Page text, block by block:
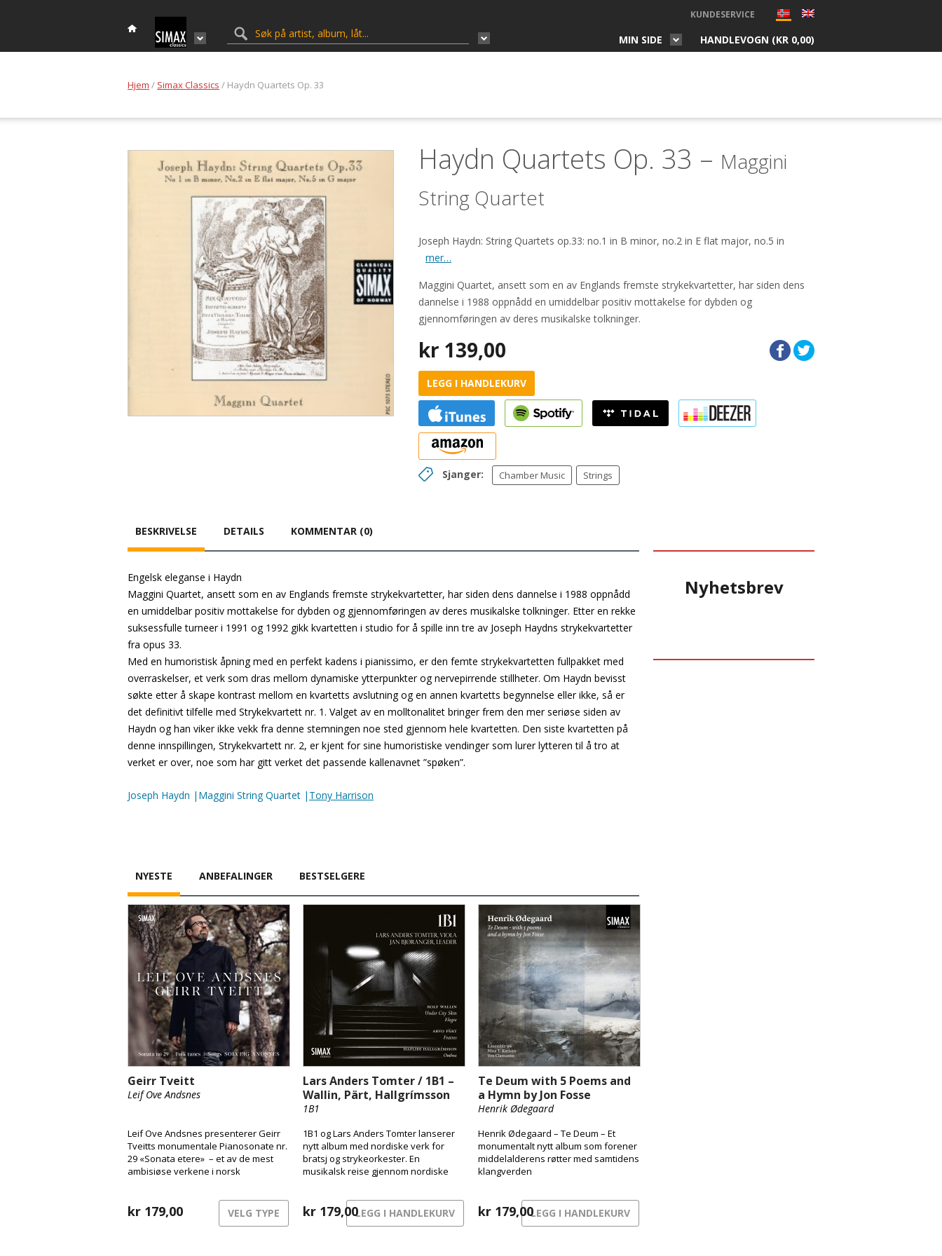
KUNDESERVICE
MIN SIDE HANDLEVOGN (KR 0,00)
Hjem / Simax Classics / Haydn Quartets Op. 33
Haydn Quartets Op. 33 – Maggini
String Quartet
Joseph Haydn: String Quartets op.33: no.1 in B minor, no.2 in E flat major, no.5 in
mer…
Maggini Quartet, ansett som en av Englands fremste strykekvartetter, har siden dens
dannelse i 1988 oppnådd en umiddelbar positiv mottakelse for dybden og
gjennomføringen av deres musikalske tolkninger.
kr 139,00
LEGG I HANDLEKURV
Sjanger: Chamber Music Strings
BESKRIVELSE DETAILS KOMMENTAR (0)
Engelsk eleganse i Haydn
Maggini Quartet, ansett som en av Englands fremste strykekvartetter, har siden dens dannelse i 1988 oppnådd
en umiddelbar positiv mottakelse for dybden og gjennomføringen av deres musikalske tolkninger. Etter en rekke
suksessfulle turneer i 1991 og 1992 gikk kvartetten i studio for å spille inn tre av Joseph Haydns strykekvartetter
fra opus 33.
Med en humoristisk åpning med en perfekt kadens i pianissimo, er den femte strykekvartetten fullpakket med
overraskelser, et verk som dras mellom dynamiske ytterpunkter og nervepirrende stillheter. Om Haydn bevisst
søkte etter å skape kontrast mellom en kvartetts avslutning og en annen kvartetts begynnelse eller ikke, så er
det definitivt tilfelle med Strykekvartett nr. 1. Valget av en molltonalitet bringer frem den mer seriøse siden av
Haydn og han viker ikke vekk fra denne stemningen noe sted gjennom hele kvartetten. Den siste kvartetten på
denne innspillingen, Strykekvartett nr. 2, er kjent for sine humoristiske vendinger som lurer lytteren til å tro at
verket er over, noe som har gitt verket det passende kallenavnet ”spøken”.
Joseph Haydn |Maggini String Quartet | Tony Harrison
NYESTE ANBEFALINGER BESTSELGERE
Geirr Tveitt
Leif Ove Andsnes
Leif Ove Andsnes presenterer Geirr
Tveitts monumentale Pianosonate nr.
29 «Sonata etere» – et av de mest
ambisiøse verkene i norsk
overlevde den katastrofale brannen i
1970. Innspillingen, gjort i St. Jude-on-
kr 179,00 VELG TYPE
Lars Anders Tomter / 1B1 –
Wallin, Pärt, Hallgrímsson
1B1
1B1 og Lars Anders Tomter lanserer
nytt album med nordiske verk for
bratsj og strykeorkester. En
musikalsk reise gjennom nordiske
sorgens stille sang.
kr 179,00LEGG I HANDLEKURV
Te Deum with 5 Poems and
a Hymn by Jon Fosse
Henrik Ødegaard
Henrik Ødegaard – Te Deum – Et
monumentalt nytt album som forener
middelalderens røtter med samtidens
klangverden
kr 179,00LEGG I HANDLEKURV
Nyhetsbrev